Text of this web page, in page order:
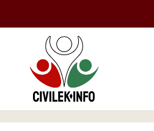
tartalomba